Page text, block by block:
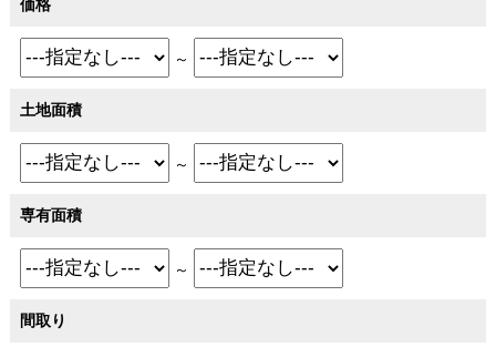
～
土地面積
～
専有面積
～
間取り